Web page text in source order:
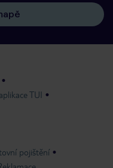
TUI
pojištění